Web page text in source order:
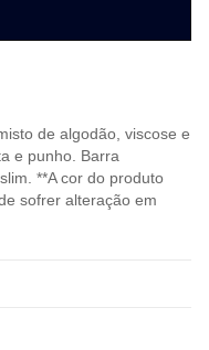
de algodão, viscose e
e punho. Barra
**A cor do produto
sofrer alteração em